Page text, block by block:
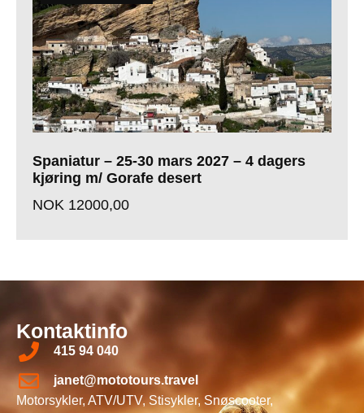
Spaniatur – 25-30 mars 2027 – 4 dagers
kjøring m/ Gorafe desert
NOK 12000,00
Kontaktinfo
415 94 040
janet@mototours.travel
Motorsykler, ATV/UTV, Stisykler, Snøscooter,